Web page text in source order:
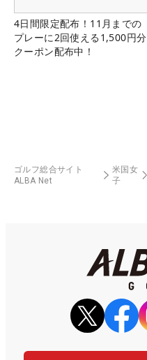
4日間限定配布！11月までの
プレーに2回使える1,500円分
クーポン配布中！
ゴルフ総合サイト
ALBA Net
米国女
子